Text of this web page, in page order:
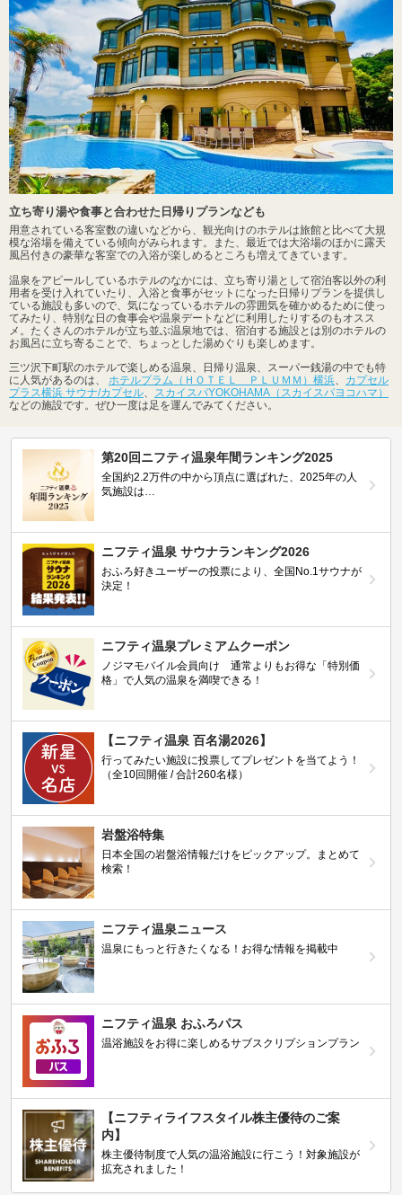
立ち寄り湯や食事と合わせた日帰りプランなども
用意されている客室数の違いなどから、観光向けのホテルは旅館と比べて大規
模な浴場を備えている傾向がみられます。また、最近では大浴場のほかに露天
風呂付きの豪華な客室での入浴が楽しめるところも増えてきています。
温泉をアピールしているホテルのなかには、立ち寄り湯として宿泊客以外の利
用者を受け入れていたり、入浴と食事がセットになった日帰りプランを提供し
ている施設も多いので、気になっているホテルの雰囲気を確かめるために使っ
てみたり、特別な日の食事会や温泉デートなどに利用したりするのもオスス
メ。たくさんのホテルが立ち並ぶ温泉地では、宿泊する施設とは別のホテルの
お風呂に立ち寄ることで、ちょっとした湯めぐりも楽しめます。
三ツ沢下町駅のホテルで楽しめる温泉、日帰り温泉、スーパー銭湯の中でも特
に人気があるのは、 ホテルプラム（ＨＯＴＥＬ ＰＬＵＭＭ）横浜
カプセル
プラス横浜 サウナ/カプセル
スカイスパYOKOHAMA（スカイスパヨコハマ）
などの施設です。ぜひ一度は足を運んでみてください。
第20回ニフティ温泉年間ランキング2025
全国約2.2万件の中から頂点に選ばれた、2025年の人
気施設は…
ニフティ温泉 サウナランキング2026
おふろ好きユーザーの投票により、全国No.1サウナが
決定！
ニフティ温泉プレミアムクーポン
ノジマモバイル会員向け 通常よりもお得な「特別価
格」で人気の温泉を満喫できる！
【ニフティ温泉 百名湯2026】
行ってみたい施設に投票してプレゼントを当てよう！
（全10回開催 / 合計260名様）
岩盤浴特集
日本全国の岩盤浴情報だけをピックアップ。まとめて
検索！
ニフティ温泉ニュース
温泉にもっと行きたくなる！お得な情報を掲載中
ニフティ温泉 おふろパス
温浴施設をお得に楽しめるサブスクリプションプラン
【ニフティライフスタイル株主優待のご案
内】
株主優待制度で人気の温浴施設に行こう！対象施設が
拡充されました！